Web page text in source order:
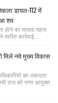
डायल-112 में
शव
होने का मामला महज
कार्रवाई...
मिले नये मुख्य विकास
का तबादला
राज को नगर आयुक्त